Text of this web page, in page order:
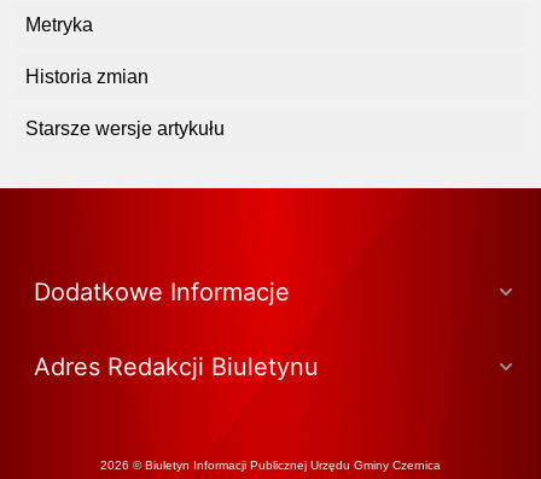
Metryka
Historia zmian
Starsze wersje artykułu
Dodatkowe Informacje
Adres Redakcji Biuletynu
2026 © Biuletyn Informacji Publicznej Urzędu Gminy Czernica